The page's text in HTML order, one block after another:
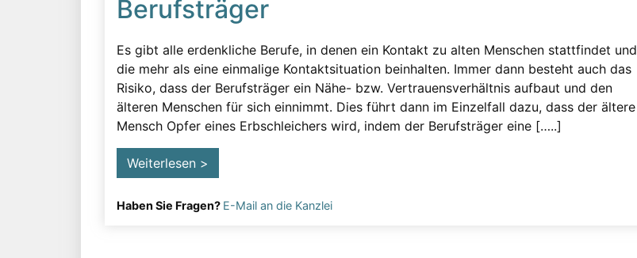
Berufsträger
Es gibt alle erdenkliche Berufe, in denen ein Kontakt zu alten Menschen stattfindet und
die mehr als eine einmalige Kontaktsituation beinhalten. Immer dann besteht auch das
Risiko, dass der Berufsträger ein Nähe- bzw. Vertrauensverhältnis aufbaut und den
älteren Menschen für sich einnimmt. Dies führt dann im Einzelfall dazu, dass der ältere
Mensch Opfer eines Erbschleichers wird, indem der Berufsträger eine […..]
Weiterlesen >
Haben Sie Fragen? E-Mail an die Kanzlei